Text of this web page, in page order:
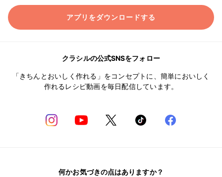
アプリをダウンロードする
クラシルの公式SNSをフォロー
「きちんとおいしく作れる」をコンセプトに、簡単においしく
作れるレシピ動画を毎日配信しています。
何かお気づきの点はありますか？